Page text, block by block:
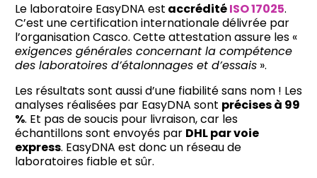
Le laboratoire EasyDNA est accréditéISO 17025.
C’est une certification internationale délivrée par
l’organisation Casco. Cette attestation assure les «
exigences générales concernant la compétence
des laboratoires d’étalonnages et d’essais ».
Les résultats sont aussi d’une fiabilité sans nom ! Les
analyses réalisées par EasyDNA sont précises à 99
%. Et pas de soucis pour livraison, car les
échantillons sont envoyés par DHL par voie
express. EasyDNA est donc un réseau de
laboratoires fiable et sûr.